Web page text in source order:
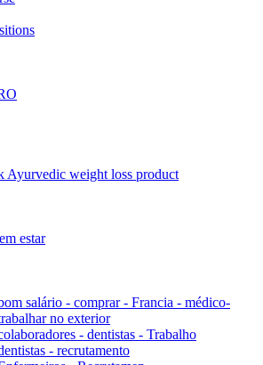
Ayurvedic weight loss product
estar
salário - comprar - Francia - médico-
no exterior
- dentistas - Trabalho
- recrutamento